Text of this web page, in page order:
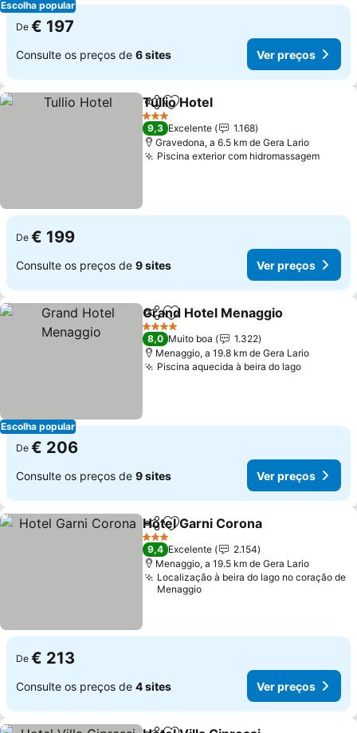
Escolha popular
De € 197
Consulte os preços de 6 sites Ver preços
PartilharAdicionar aos favoritos
Tullio Hotel
3 Estrelas
9,3 Excelente
1.168
Gravedona, a 6.5 km de Gera Lario
Piscina exterior com hidromassagem
De € 199
Consulte os preços de 9 sites Ver preços
Escolha popular
PartilharAdicionar aos favoritos
Grand Hotel Menaggio
4 Estrelas
8,0 Muito boa
1.322
Menaggio, a 19.8 km de Gera Lario
Piscina aquecida à beira do lago
De € 206
Consulte os preços de 9 sites Ver preços
PartilharAdicionar aos favoritos
Hotel Garni Corona
3 Estrelas
9,4 Excelente
2.154
Menaggio, a 19.5 km de Gera Lario
Localização à beira do lago no coração de
Menaggio
De € 213
Consulte os preços de 4 sites Ver preços